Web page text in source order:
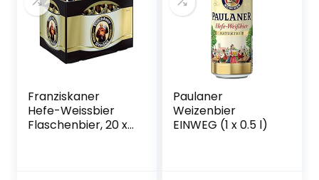
Franziskaner
Hefe-Weissbier
Flaschenbier, 20 x
Paulaner
Weizenbier
EINWEG (1 x 0.5 l)